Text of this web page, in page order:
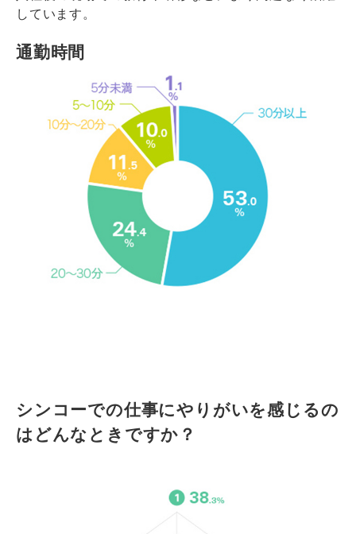
しています。
通勤時間
シンコーでの仕事にやりがいを感じるの
はどんなときですか？